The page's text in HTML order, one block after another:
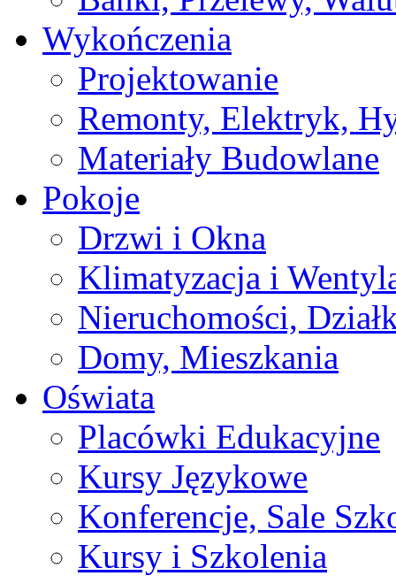
Wykończenia
Projektowanie
Remonty, Elektryk,
Materiały Budowlane
Pokoje
Drzwi i Okna
Klimatyzacja i
Nieruchomości,
Domy, Mieszkania
Oświata
Placówki Edukacyjne
Kursy Językowe
Konferencje, Sale
Kursy i Szkolenia